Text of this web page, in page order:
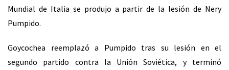
Mundial de Italia se produjo a partir de la lesión de Nery
Pumpido.
Goycochea reemplazó a Pumpido tras su lesión en el
segundo partido contra la Unión Soviética, y terminó